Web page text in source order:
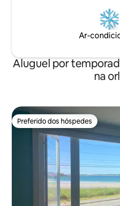
Ar-
Aluguel por
na
Preferido dos hóspedes
Preferido dos hóspedes